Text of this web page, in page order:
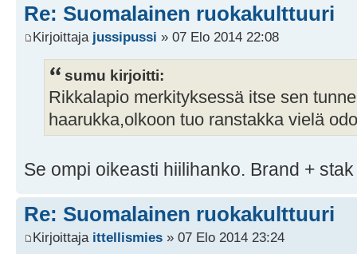
Re: Suomalainen ruokakulttuuri
Kirjoittaja jussipussi » 07 Elo 2014 22:08
sumu kirjoitti:
Rikkalapio merkityksessä itse sen
haarukka,olkoon tuo ranstakka vielä
Se ompi oikeasti hiilihanko. Brand +
Re: Suomalainen ruokakulttuuri
Kirjoittaja ittellismies » 07 Elo 2014 23:24